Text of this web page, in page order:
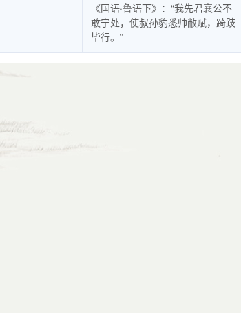
《国语·鲁语下》：“我先君襄公不
敢宁处，使叔孙豹悉帅敝赋，踦跂
毕行。”